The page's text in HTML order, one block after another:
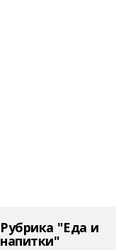
Рубрика "Еда и
напитки"